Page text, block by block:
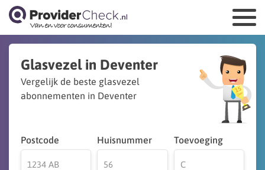
Glasvezel in Deventer
Vergelijk de beste glasvezel
abonnementen in Deventer
Postcode Huisnummer Toevoeging